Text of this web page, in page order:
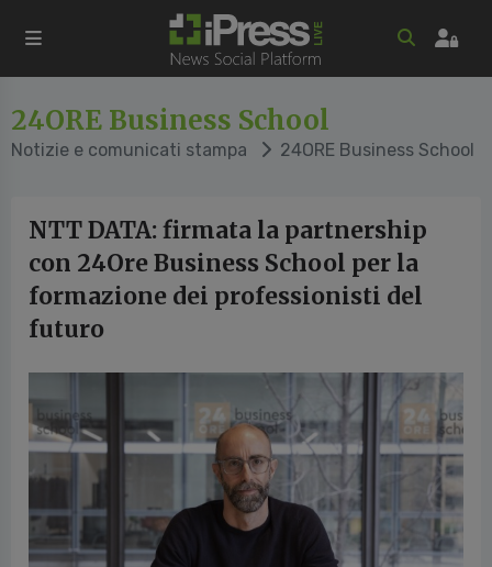
24ORE Business School
Notizie e comunicati stampa 24ORE Business School
NTT DATA: firmata la partnership
con 24Ore Business School per la
formazione dei professionisti del
futuro